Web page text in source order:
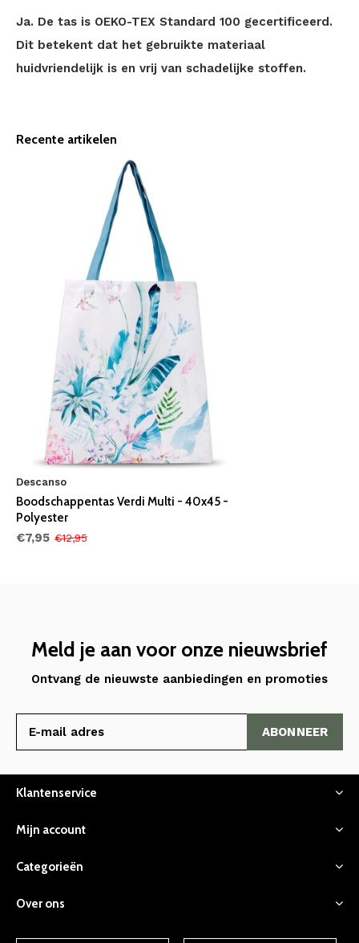
Ja. De tas is OEKO-TEX Standard 100 gecertificeerd.
Dit betekent dat het gebruikte materiaal
huidvriendelijk is en vrij van schadelijke stoffen.
Recente artikelen
Descanso
Boodschappentas Verdi Multi - 40x45 -
Polyester
€7,95 €12,95
Meld je aan voor onze nieuwsbrief
Ontvang de nieuwste aanbiedingen en promoties
ABONNEER
Klantenservice
Mijn account
Categorieën
Over ons